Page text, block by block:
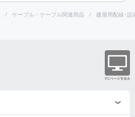
ケーブル・ケーブル関連用品 建屋用配線･設